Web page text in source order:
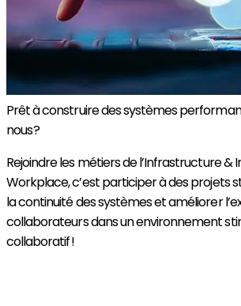
Prêt à construire des systèmes
nous ?
Rejoindre les métiers de l’Infrastructure &
Workplace, c’est participer à des projets
la continuité des systèmes et améliorer
collaborateurs dans un environnement
collaboratif !